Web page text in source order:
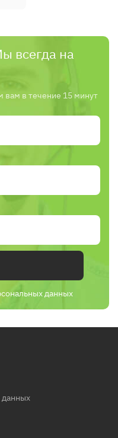
всегда на
вам в течение 15 минут
данных
данных